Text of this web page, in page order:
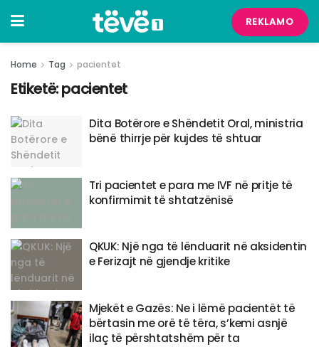
REKLAMO
Home Tag pacientet
Etiketë:pacientet
Dita Botërore e Shëndetit Oral, ministria
bënë thirrje për kujdes të shtuar
​Tri pacientet e para me IVF në pritje të
konfirmimit të shtatzënisë
QKUK: Një nga të lënduarit në aksidentin
e Ferizajt në gjendje kritike
Mjekët e Gazës: Ne i lëmë pacientët të
bërtasin me orë të tëra, s’kemi asnjë
ilaç të përshtatshëm për ta